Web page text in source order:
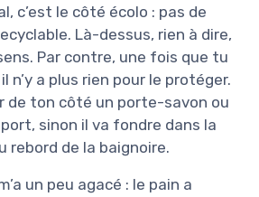
c’est le côté écolo : pas de
Là-dessus, rien à dire,
Par contre, une fois que tu
n’y a plus rien pour le protéger.
de ton côté un porte-savon ou
sinon il va fondre dans la
rebord de la baignoire.
un peu agacé : le pain a